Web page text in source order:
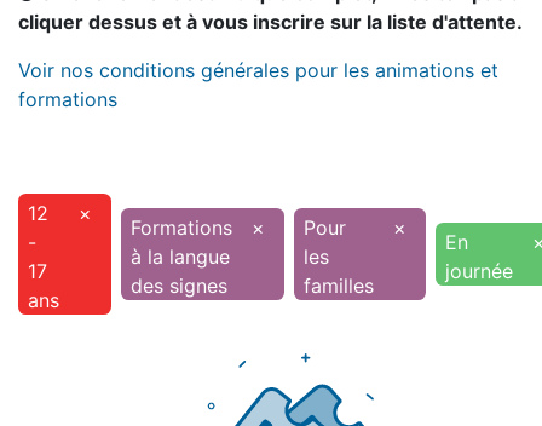
cliquer dessus et à vous inscrire sur la liste d'attente.
Voir nos conditions générales pour les animations et
formations
12
-
17
ans
×
Formations
à la langue
des signes
×
Pour
les
familles
×
En
journée